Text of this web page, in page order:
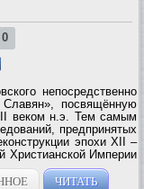
0
непосредственно
посвящённую
веком н.э. Тем самым
предпринятых
эпохи XII –
Христианской Империи
основывается на
ЧИТАТЬ